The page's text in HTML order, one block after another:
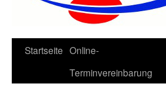
Zum
Startseite Online-
Terminvereinbarung